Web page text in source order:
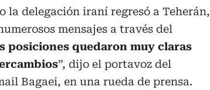
la delegación iraní regresó a Teherán,
mensajes a través del
posiciones quedaron muy claras
”, dijo el portavoz del
Bagaei, en una rueda de prensa.